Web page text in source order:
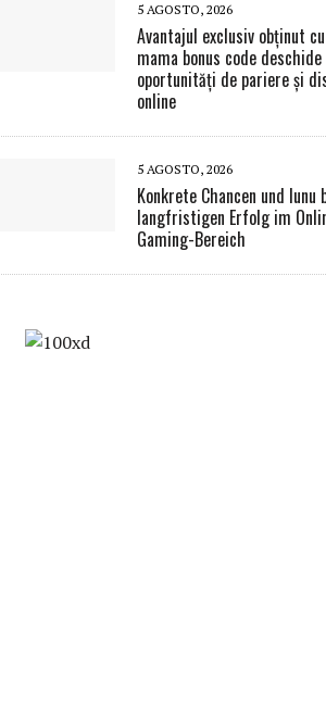
5 AGOSTO, 2026
Avantajul exclusiv obținut
mama bonus code deschide
oportunități de pariere și
online
5 AGOSTO, 2026
Konkrete Chancen und lunu
langfristigen Erfolg im
Gaming-Bereich